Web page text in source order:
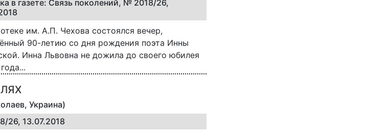
в газете: Связь поколений, № 2018/26,
им. А.П. Чехова состоялся вечер,
90-летию со дня рождения поэта Инны
Инна Львовна не дожила до своего юбилея
Украина)
26, 13.07.2018